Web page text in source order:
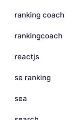
ranking coach
rankingcoach
reactjs
se ranking
sea